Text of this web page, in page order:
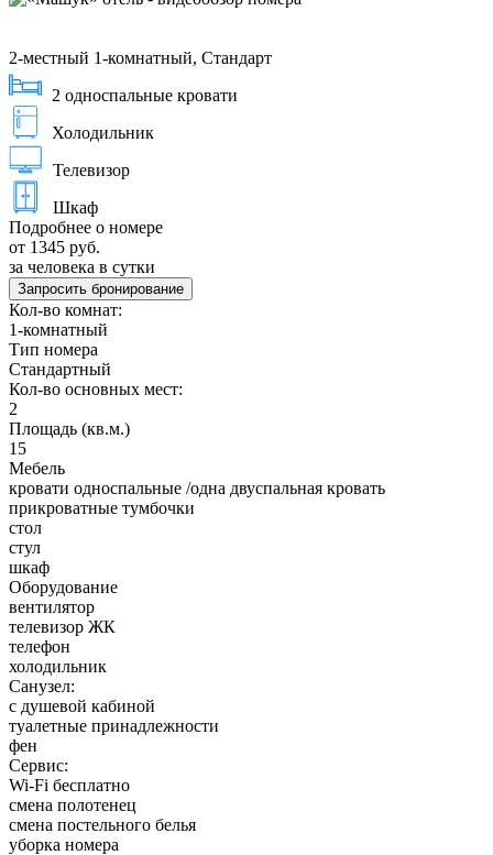
2-местный 1-комнатный, Стандарт
2 односпальные кровати
Холодильник
Телевизор
Шкаф
Подробнее о номере
от 1345 руб.
за человека в сутки
Запросить бронирование
Кол-во комнат:
1-комнатный
Тип номера
Стандартный
Кол-во основных мест:
2
Площадь (кв.м.)
15
Мебель
кровати односпальные /одна двуспальная кровать
прикроватные тумбочки
стол
стул
шкаф
Оборудование
вентилятор
телевизор ЖК
телефон
холодильник
Санузел:
с душевой кабиной
туалетные принадлежности
фен
Сервис:
Wi-Fi бесплатно
смена полотенец
смена постельного белья
уборка номера